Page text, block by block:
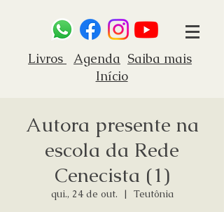
Livros Agenda Saiba mais
Início
Autora presente na
escola da Rede
Cenecista (1)
qui., 24 de out.
  |
Teutônia